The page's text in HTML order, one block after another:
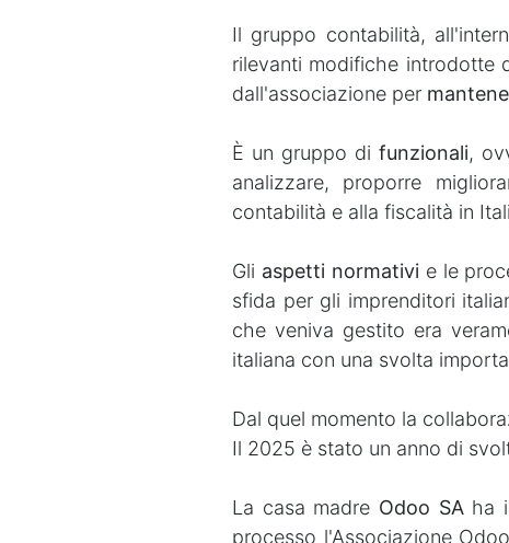
Il gruppo contabilità,
rilevanti modifiche introdotte
dall'associazione per
È un gruppo di funzionali,
analizzare, proporre
contabilità e alla fiscalità in
Gli aspetti normativie le
sfida per gli imprenditori
che veniva gestito era
italiana con una svolta
Dal quel momento la
Il 2025 è stato un anno di
La casa madre Odoo SAha
processo l'Associazione